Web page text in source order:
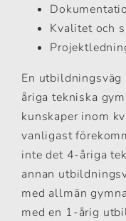
Kvalitet och
En utbildningsväg
åriga tekniska
kunskaper inom
vanligast
inte det 4-åriga
annan
med allmän
med en 1-årig